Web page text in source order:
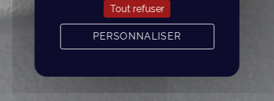
Tout refuser
PERSONNALISER